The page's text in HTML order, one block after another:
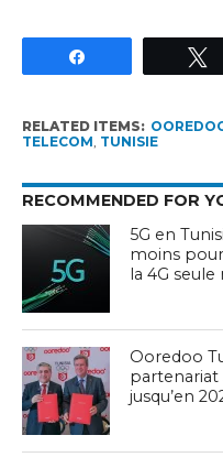
RELATED ITEMS:
TELECOM, TUNISIE
RECOMMENDED FOR
5G en
moins
la 4G seule
Ooredoo
partenariat
jusqu’en